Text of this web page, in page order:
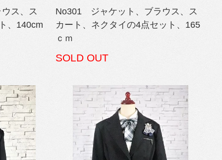
ス、ス
、140cm
No301 ジャケット、ブラウス、ス
カート、ネクタイの4点セット、165
ｃｍ
SOLD OUT